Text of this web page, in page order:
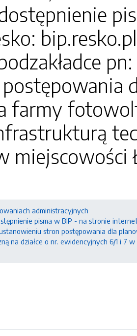
farmy
miejscowości
administracyjnych
pisma w BIP - na stronie
stron postępowania dla
działce o nr. ewidencyjnych 6/1 i 7 w